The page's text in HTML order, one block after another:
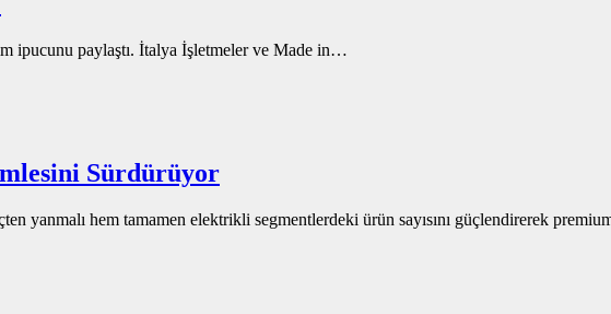
ipucunu paylaştı. İtalya İşletmeler ve Made in…
Sürdürüyor
yanmalı hem tamamen elektrikli segmentlerdeki ürün sayısını güçlendirerek